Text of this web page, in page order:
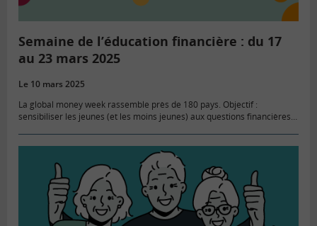
Semaine de l’éducation financière : du 17
au 23 mars 2025
Le 10 mars 2025
La global money week rassemble près de 180 pays. Objectif :
sensibiliser les jeunes (et les moins jeunes) aux questions financières.